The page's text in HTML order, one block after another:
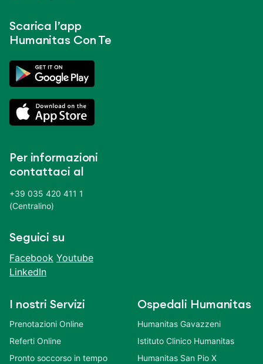
Scarica l’app
Humanitas Con Te
Per informazioni
contattaci al
+39 035 420 411 1
(Centralino)
Seguici su
Facebook Youtube
LinkedIn
I nostri Servizi
Prenotazioni Online
Referti Online
Pronto soccorso in tempo
Ospedali Humanitas
Humanitas Gavazzeni
Istituto Clinico Humanitas
Humanitas San Pio X